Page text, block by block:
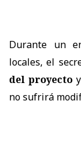
Durante un
locales, el
del proyecto
no sufrirá